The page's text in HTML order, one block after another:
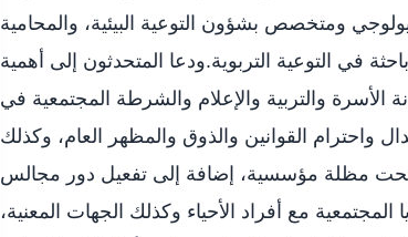
ومتخصص بشؤون التوعية البيئية، والمحامية
في التوعية التربوية.ودعا المتحدثون إلى أهمية
الأسرة والتربية والإعلام والشرطة المجتمعية في
واحترام القوانين والذوق والمظهر العام، وكذلك
تحت مظلة مؤسسية، إضافة إلى تفعيل دور مجالس
المجتمعية مع أفراد الأحياء وكذلك الجهات المعنية،